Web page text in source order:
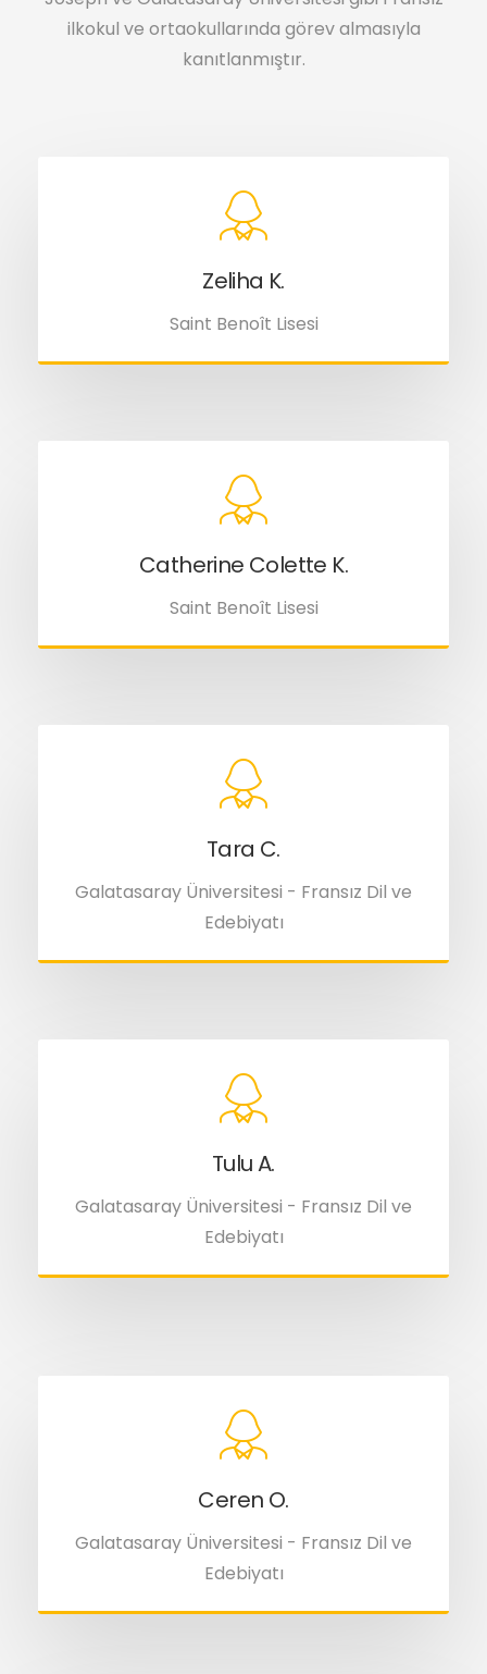
ilkokul ve ortaokullarında görev almasıyla
kanıtlanmıştır.
Zeliha K.
Saint Benoît Lisesi
Catherine Colette K.
Saint Benoît Lisesi
Tara C.
Galatasaray Üniversitesi - Fransız Dil ve
Edebiyatı
Tulu A.
Galatasaray Üniversitesi - Fransız Dil ve
Edebiyatı
Ceren O.
Galatasaray Üniversitesi - Fransız Dil ve
Edebiyatı